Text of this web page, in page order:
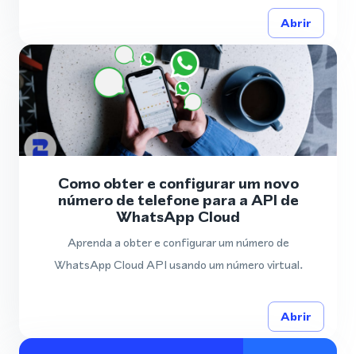
Abrir
Como obter e configurar um novo
número de telefone para a API de
WhatsApp Cloud
Aprenda a obter e configurar um número de
WhatsApp Cloud API usando um número virtual.
Abrir